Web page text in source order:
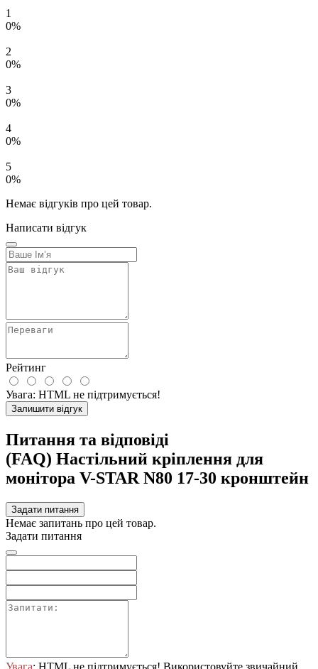
1
0%
2
0%
3
0%
4
0%
5
0%
Немає відгуків про цей товар.
Написати відгук
Рейтинг
Увага: HTML не підтримується!
Залишити відгук
Питання та відповіді
(FAQ) Настільний кріплення для
монітора V-STAR N80 17-30 кронштейн
Задати питання
Немає запитань про цей товар.
Задати питання
Увага: HTML не підтримується! Використовуйте звичайний